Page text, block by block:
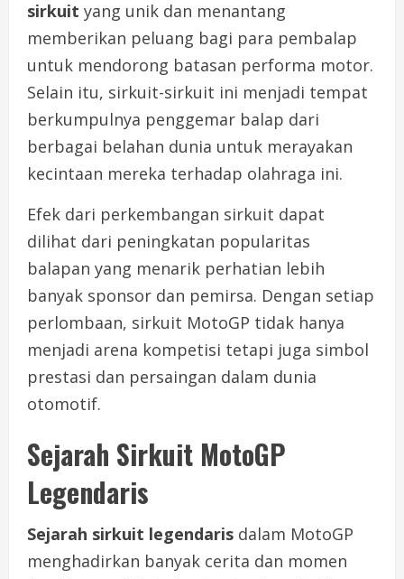
sirkuit yang unik dan menantang
memberikan peluang bagi para pembalap
untuk mendorong batasan performa motor.
Selain itu, sirkuit-sirkuit ini menjadi tempat
berkumpulnya penggemar balap dari
berbagai belahan dunia untuk merayakan
kecintaan mereka terhadap olahraga ini.
Efek dari perkembangan sirkuit dapat
dilihat dari peningkatan popularitas
balapan yang menarik perhatian lebih
banyak sponsor dan pemirsa. Dengan setiap
perlombaan, sirkuit MotoGP tidak hanya
menjadi arena kompetisi tetapi juga simbol
prestasi dan persaingan dalam dunia
otomotif.
Sejarah Sirkuit MotoGP
Legendaris
Sejarah sirkuit legendaris dalam MotoGP
menghadirkan banyak cerita dan momen